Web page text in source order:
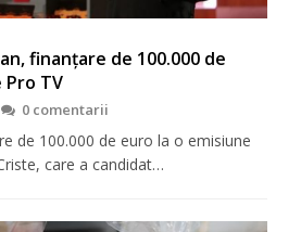
finanţare de 100.000 de
Pro TV
0 comentarii
de 100.000 de euro la o emisiune
care a candidat…